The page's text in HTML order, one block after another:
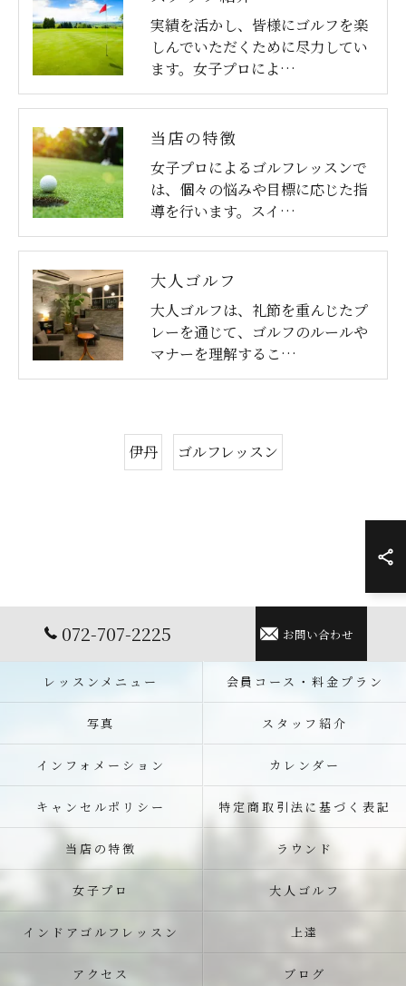
実績を活かし、皆様にゴルフを楽
しんでいただくために尽力してい
ます。女子プロによ…
当店の特徴
女子プロによるゴルフレッスンで
は、個々の悩みや目標に応じた指
導を行います。スイ…
大人ゴルフ
大人ゴルフは、礼節を重んじたプ
レーを通じて、ゴルフのルールや
マナーを理解するこ…
伊丹 ゴルフレッスン
072-707-2225 お問い合わせ
レッスンメニュー 会員コース・料金プラン
写真 スタッフ紹介
インフォメーション カレンダー
キャンセルポリシー 特定商取引法に基づく表記
当店の特徴 ラウンド
女子プロ 大人ゴルフ
インドアゴルフレッスン 上達
アクセス ブログ